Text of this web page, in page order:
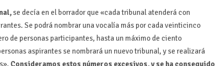
se decía en el borrador que «cada tribunal atenderá con
Se podrá nombrar una vocalía más por cada veinticinco
de personas participantes, hasta un máximo de ciento
aspirantes se nombrará un nuevo tribunal, y se realizará
Consideramos estos números excesivos, y se ha conseguido